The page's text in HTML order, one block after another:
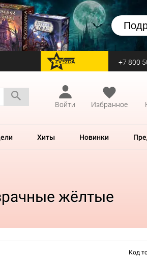
перейти на Zvezda +7 800
Войти
Избранное
Хиты Новинки
жёлтые
Код